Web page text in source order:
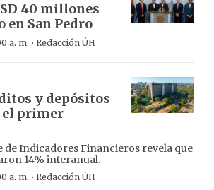
40 millones
San Pedro
a. m. · Redacción ÚH
y depósitos
el primer
de Indicadores Financieros revela que
14% interanual.
a. m. · Redacción ÚH